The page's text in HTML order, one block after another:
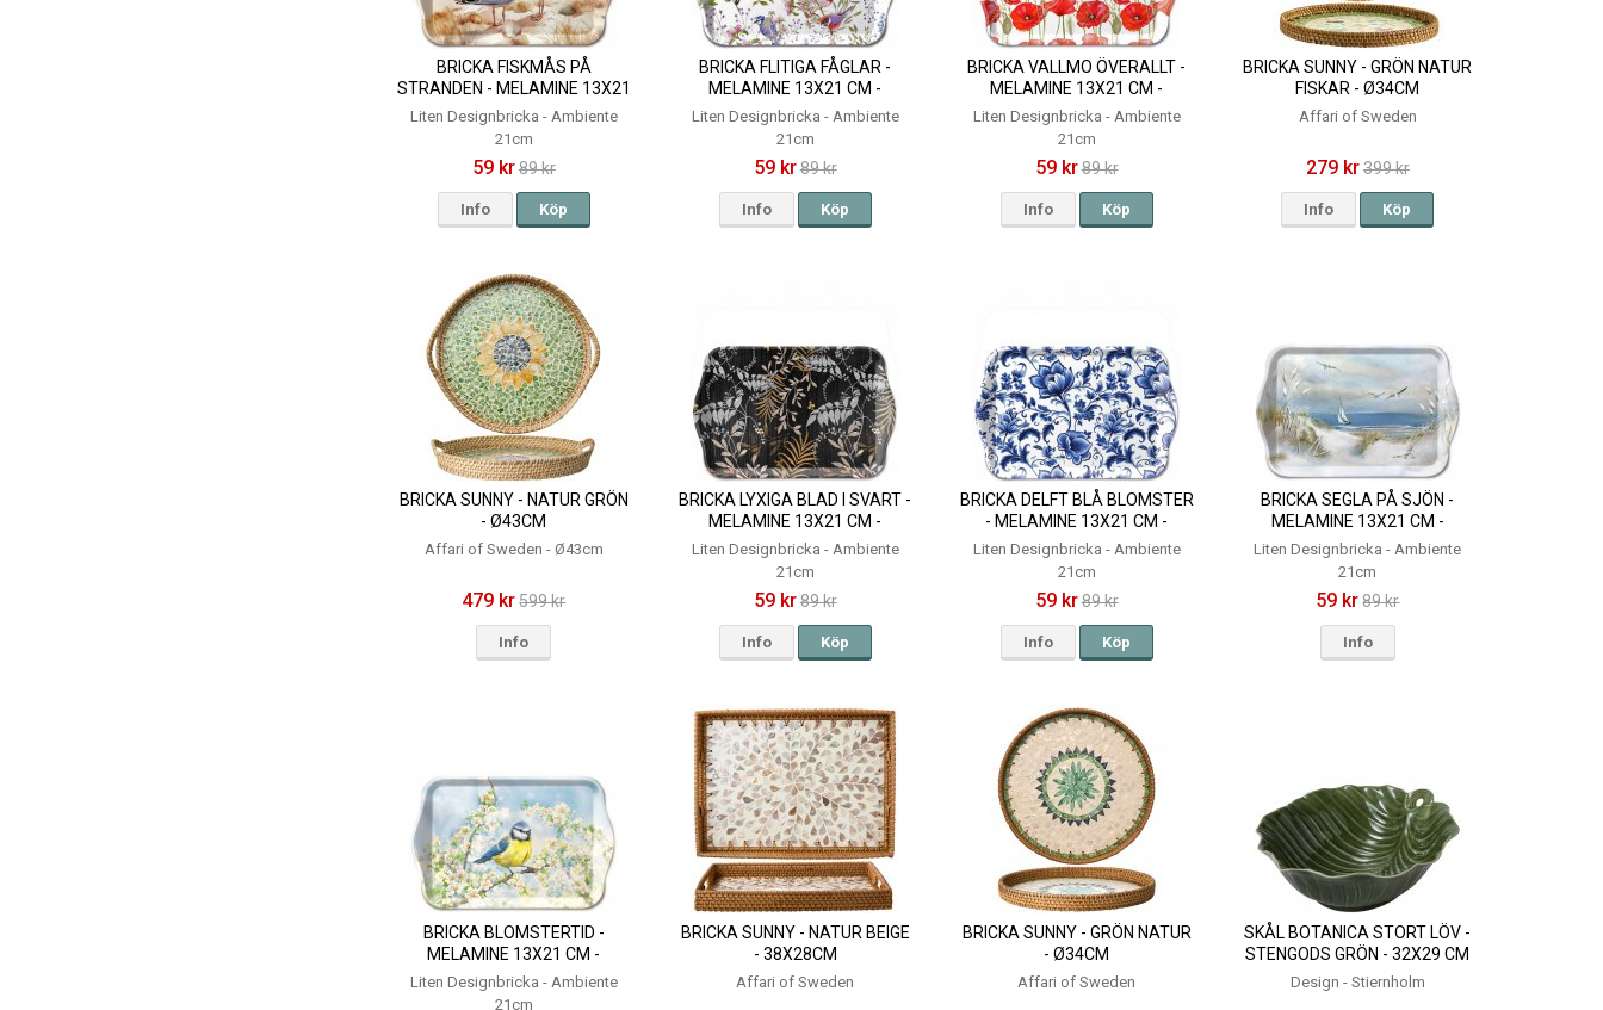
BRICKA FISKMÅS PÅ
STRANDEN - MELAMINE 13X21
CM - AMBIENTE
Liten Designbricka - Ambiente
21cm
59 kr89 kr
Info Köp
BRICKA FLITIGA FÅGLAR -
MELAMINE 13X21 CM -
AMBIENTE
Liten Designbricka - Ambiente
21cm
59 kr89 kr
Info Köp
BRICKA VALLMO ÖVERALLT -
MELAMINE 13X21 CM -
AMBIENTE
Liten Designbricka - Ambiente
21cm
59 kr89 kr
Info Köp
BRICKA SUNNY - GRÖN NATUR
FISKAR - Ø34CM
Affari of Sweden
279 kr399 kr
Info Köp
BRICKA SUNNY - NATUR GRÖN
- Ø43CM
Affari of Sweden - Ø43cm
479 kr 599 kr
Info
BRICKA LYXIGA BLAD I SVART -
MELAMINE 13X21 CM -
AMBIENTE
Liten Designbricka - Ambiente
21cm
59 kr89 kr
Info Köp
BRICKA DELFT BLÅ BLOMSTER
- MELAMINE 13X21 CM -
AMBIENTE
Liten Designbricka - Ambiente
21cm
59 kr89 kr
Info Köp
BRICKA SEGLA PÅ SJÖN -
MELAMINE 13X21 CM -
AMBIENTE
Liten Designbricka - Ambiente
21cm
59 kr 89 kr
Info
BRICKA BLOMSTERTID -
MELAMINE 13X21 CM -
AMBIENTE
Liten Designbricka - Ambiente
21cm
BRICKA SUNNY - NATUR BEIGE
- 38X28CM
Affari of Sweden
BRICKA SUNNY - GRÖN NATUR
- Ø34CM
Affari of Sweden
SKÅL BOTANICA STORT LÖV -
STENGODS GRÖN - 32X29 CM
Design - Stiernholm